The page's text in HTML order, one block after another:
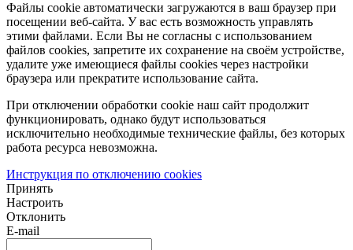
Файлы cookie автоматически загружаются в ваш браузер при
посещении веб-сайта. У вас есть возможность управлять
этими файлами. Если Вы не согласны с использованием
файлов cookies, запретите их сохранение на своём устройстве,
удалите уже имеющиеся файлы cookies через настройки
браузера или прекратите использование сайта.
При отключении обработки cookie наш сайт продолжит
функционировать, однако будут использоваться
исключительно необходимые технические файлы, без которых
работа ресурса невозможна.
Инструкция по отключению cookies
Принять
Настроить
Отклонить
E-mail